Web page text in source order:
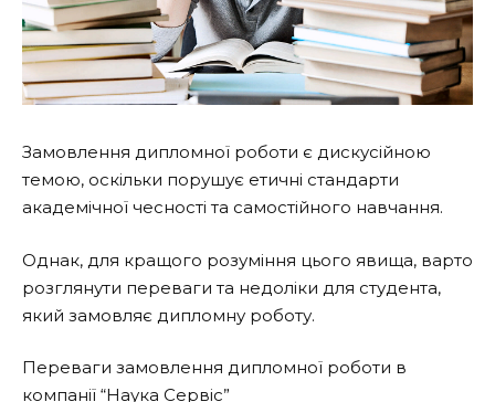
Замовлення дипломної роботи є дискусійною
темою, оскільки порушує етичні стандарти
академічної чесності та самостійного навчання.
Однак, для кращого розуміння цього явища, варто
розглянути переваги та недоліки для студента,
який замовляє дипломну роботу.
Переваги замовлення дипломної роботи в
компанії “Наука Сервіс”